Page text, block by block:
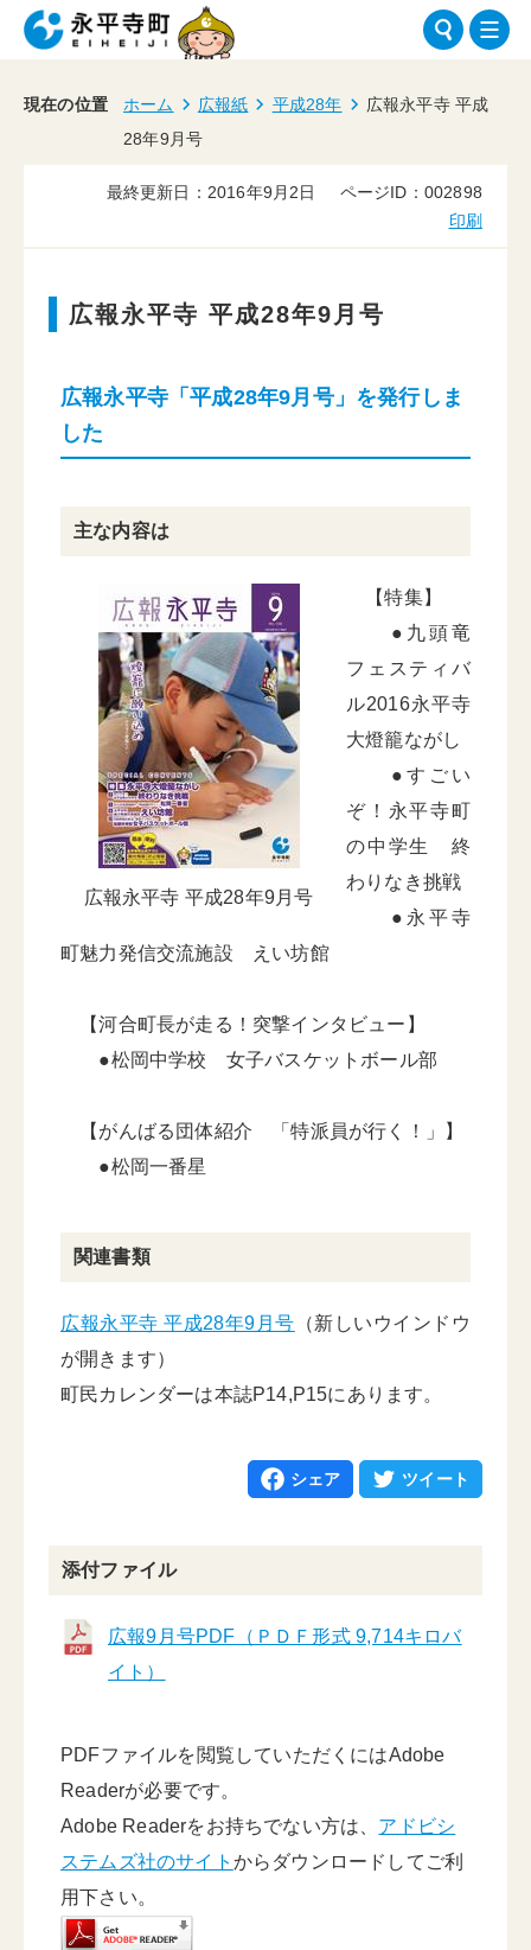
現在の位置 ホーム 広報紙 平成28年
広報永平寺 平成
28年9月号
最終更新日：2016年9月2日
ページID：002898
印刷
広報永平寺 平成28年9月号
広報永平寺「平成28年9月号」を発行しま
した
主な内容は
広報永平寺 平成28年9月号
【特集】
●九頭竜
フェスティバ
ル2016永平寺
大燈籠ながし
●すごい
ぞ！永平寺町
の中学生 終
わりなき挑戦
●永平寺
町魅力発信交流施設 えい坊館
【河合町長が走る！突撃インタビュー】
●松岡中学校 女子バスケットボール部
【がんばる団体紹介 「特派員が行く！」】
●松岡一番星
関連書類
広報永平寺 平成28年9月号 （新しいウインドウ
が開きます）
町民カレンダーは本誌P14,P15にあります。
シェア ツイート
添付ファイル
広報9月号PDF（ＰＤＦ形式 9,714キロバ
イト）
PDFファイルを閲覧していただくにはAdobe
Readerが必要です。
Adobe Readerをお持ちでない方は、 アドビシ
ステムズ社のサイト からダウンロードしてご利
用下さい。